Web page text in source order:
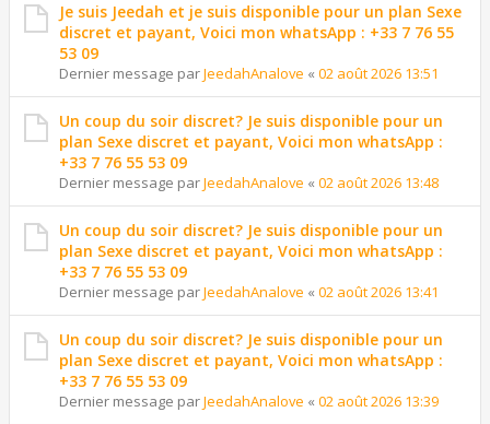
Je suis Jeedah et je suis disponible pour un plan Sexe
discret et payant, Voici mon whatsApp : +33 7 76 55
53 09
Dernier message parJeedahAnalove « 02 août 2026 13:51
Un coup du soir discret? Je suis disponible pour un
plan Sexe discret et payant, Voici mon whatsApp :
+33 7 76 55 53 09
Dernier message parJeedahAnalove « 02 août 2026 13:48
Un coup du soir discret? Je suis disponible pour un
plan Sexe discret et payant, Voici mon whatsApp :
+33 7 76 55 53 09
Dernier message parJeedahAnalove « 02 août 2026 13:41
Un coup du soir discret? Je suis disponible pour un
plan Sexe discret et payant, Voici mon whatsApp :
+33 7 76 55 53 09
Dernier message parJeedahAnalove « 02 août 2026 13:39